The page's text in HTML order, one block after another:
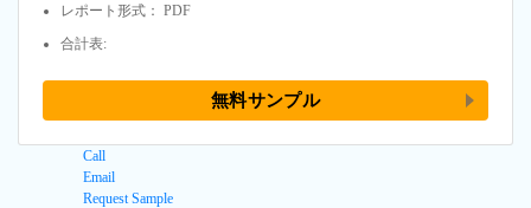
レポート形式： PDF
合計表:
無料サンプル
Call
Email
Request Sample